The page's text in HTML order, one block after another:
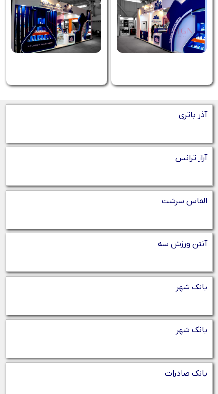
آذر باتری
آراز ترانس
الماس سرشت
آنتن ورزش سه
بانک شهر
بانک شهر
بانک صادرات